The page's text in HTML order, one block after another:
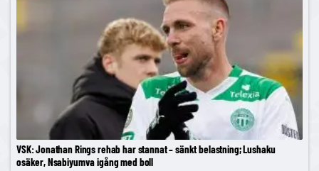
VSK: Jonathan Rings rehab har stannat – sänkt belastning; Lushaku
osäker, Nsabiyumva igång med boll